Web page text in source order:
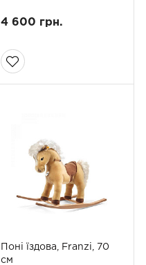
4 600 грн.
Поні їздова, Franzi, 70
см